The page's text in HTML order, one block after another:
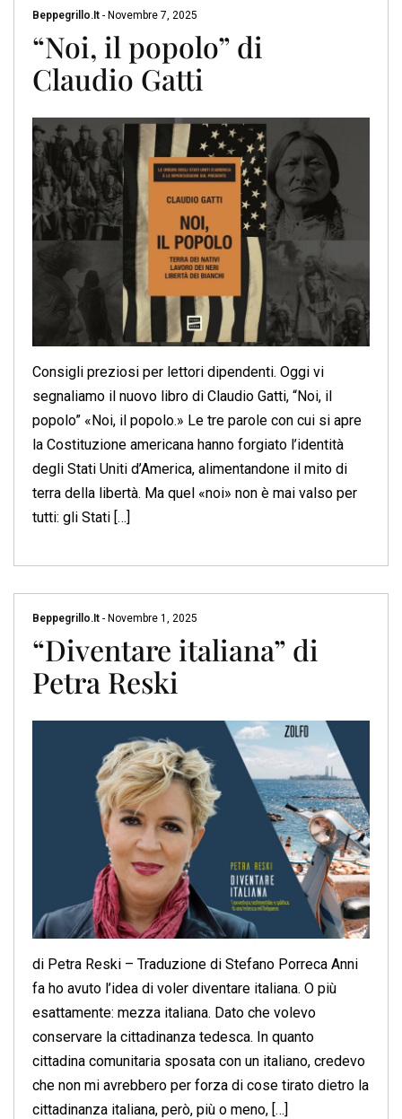
Beppegrillo.it - Novembre 7, 2025
“Noi, il popolo” di
Claudio Gatti
Consigli preziosi per lettori dipendenti. Oggi vi
segnaliamo il nuovo libro di Claudio Gatti, “Noi, il
popolo” «Noi, il popolo.» Le tre parole con cui si apre
la Costituzione americana hanno forgiato l’identità
degli Stati Uniti d’America, alimentandone il mito di
terra della libertà. Ma quel «noi» non è mai valso per
tutti: gli Stati […]
Beppegrillo.it - Novembre 1, 2025
“Diventare italiana” di
Petra Reski
di Petra Reski – Traduzione di Stefano Porreca Anni
fa ho avuto l’idea di voler diventare italiana. O più
esattamente: mezza italiana. Dato che volevo
conservare la cittadinanza tedesca. In quanto
cittadina comunitaria sposata con un italiano, credevo
che non mi avrebbero per forza di cose tirato dietro la
cittadinanza italiana, però, più o meno, […]